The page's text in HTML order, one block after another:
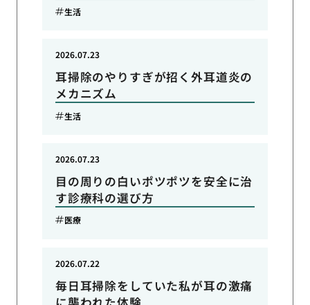
生活
耳掃除のやりすぎが招く外耳道炎の
メカニズム
2026.07.23
生活
目の周りの白いポツポツを安全に治
す診療科の選び方
2026.07.23
医療
毎日耳掃除をしていた私が耳の激痛
2026.07.22